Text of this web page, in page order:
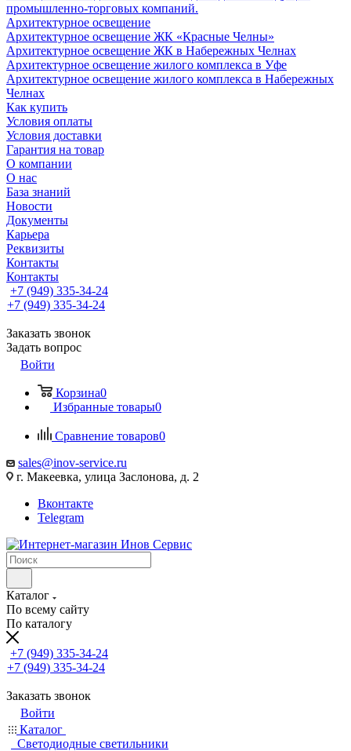
промышленно-торговых компаний.
Архитектурное освещение
Архитектурное освещение ЖК «Красные Челны»
Архитектурное освещение ЖК в Набережных Челнах
Архитектурное освещение жилого комплекса в Уфе
Архитектурное освещение жилого комплекса в Набережных
Челнах
Как купить
Условия оплаты
Условия доставки
Гарантия на товар
О компании
О нас
База знаний
Новости
Документы
Карьера
Реквизиты
Контакты
Контакты
+7 (949) 335-34-24
+7 (949) 335-34-24
Заказать звонок
Задать вопрос
Войти
Корзина0
Избранные товары0
Сравнение товаров0
sales@inov-service.ru
г. Макеевка, улица Заслонова, д. 2
Вконтакте
Telegram
Каталог
По всему сайту
По каталогу
+7 (949) 335-34-24
+7 (949) 335-34-24
Заказать звонок
Войти
Каталог
Светодиодные светильники